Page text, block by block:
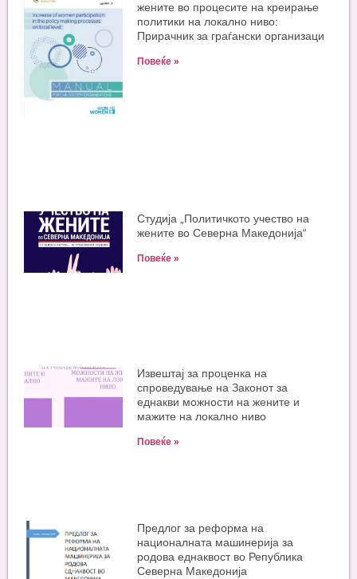
жените во процесите на креирање
политики на локално ниво:
Прирачник за граѓански организаци
Повеќе »
Студија „Политичкото учество на
жените во Северна Македонија“
Повеќе »
Извештај за проценка на
спроведување на Законот за
еднакви можности на жените и
мажите на локално ниво
Повеќе »
Предлог за реформа на
националната машинерија за
родова еднаквост во Република
Северна Македонија